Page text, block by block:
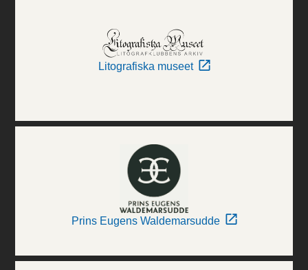
Litografiska museet
Prins Eugens Waldemarsudde